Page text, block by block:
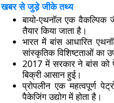
खबर से जुड़े जीके तथ्य
बायो-एथनॉलएक वैकल्पिक
तैयार किया जाता है।
भारत मेंबांस आधारित
सांस्कृतिक विशिष्टताओं का
2017 में सरकार नेबांस को
बिक्री आसान हुई।
प्रोपलीनएक महत्वपूर्ण
पैकेजिंग उद्योग में होता है।